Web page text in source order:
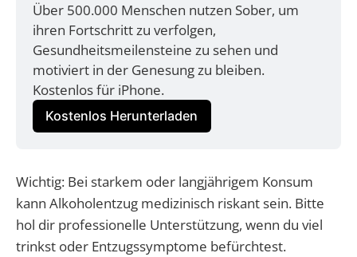
Über 500.000 Menschen nutzen Sober, um
ihren Fortschritt zu verfolgen,
Gesundheitsmeilensteine zu sehen und
motiviert in der Genesung zu bleiben.
Kostenlos für iPhone.
Kostenlos Herunterladen
Wichtig: Bei starkem oder langjährigem Konsum
kann Alkoholentzug medizinisch riskant sein. Bitte
hol dir professionelle Unterstützung, wenn du viel
trinkst oder Entzugssymptome befürchtest.